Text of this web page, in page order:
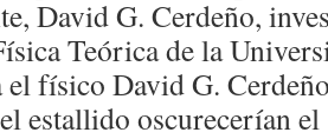
David G. Cerdeño,
Teórica de la
físico David G.
estallido oscurecerían